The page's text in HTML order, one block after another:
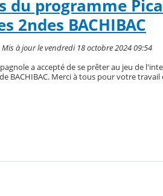
du programme
2ndes BACHIBAC
Mis à jour le vendredi 18 octobre 2024 09:54
a accepté de se prêter au jeu de
BACHIBAC. Merci à tous pour votre